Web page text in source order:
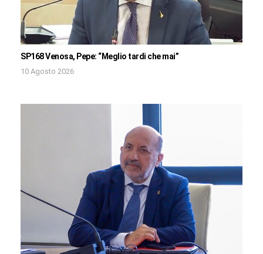
SP168 Venosa, Pepe: “Meglio tardi che mai”
10 Agosto 2026